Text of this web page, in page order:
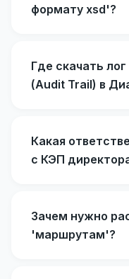
формату xsd'?
Где скачать
(Audit Trail) в
Какая
с КЭП
Зачем нужно
'маршрутам'?